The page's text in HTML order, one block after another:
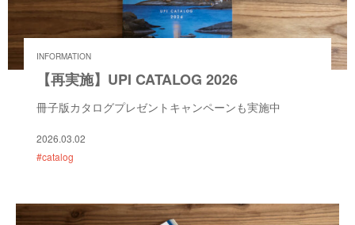
INFORMATION
【再実施】UPI CATALOG 2026
冊子版カタログプレゼントキャンペーンも実施中
2026.03.02
#catalog